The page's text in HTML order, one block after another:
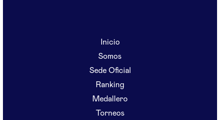
Inicio
Somos
Sede Oficial
Ranking
Medallero
Torneos